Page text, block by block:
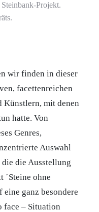
Steinbank-Projekt.
wir finden in dieser
facettenreichen
Künstlern, mit denen
hatte. Von
Genres,
Auswahl
die Ausstellung
´Steine ohne
eine ganz besondere
face – Situation